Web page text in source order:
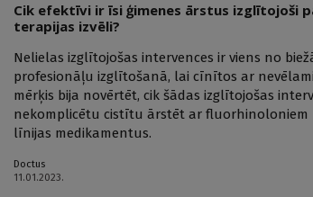
Cik efektīvi ir īsi ģimenes ārstus izglītojoši
terapijas izvēli?
Nelielas izglītojošas intervences ir viens no
profesionāļu izglītošanā, lai cīnītos ar
mērķis bija novērtēt, cik šādas izglītojošas
nekomplicētu cistītu ārstēt ar fluorhinoloniem
līnijas medikamentus.
Doctus
11.01.2023.